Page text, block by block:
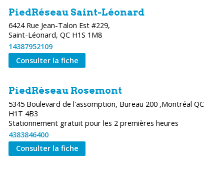
PiedRéseau Saint-Léonard
6424 Rue Jean-Talon Est #229,
Saint-Léonard, QC H1S 1M8
14387952109
Consulter la fiche
PiedRéseau Rosemont
5345 Boulevard de l'assomption, Bureau 200 ,Montréal QC
H1T 4B3
4383846400
Consulter la fiche